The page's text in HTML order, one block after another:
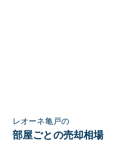
レオーネ亀戸の
部屋ごとの売却相場